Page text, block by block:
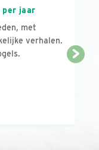
per jaar
met
verhalen.